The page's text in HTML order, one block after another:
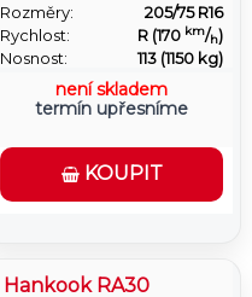
Rozměry:
205/75 R16
Rychlost:
R (170 km/h)
Nosnost:
113 (1150 kg)
není skladem
termín upřesníme
KOUPIT
Hankook RA30